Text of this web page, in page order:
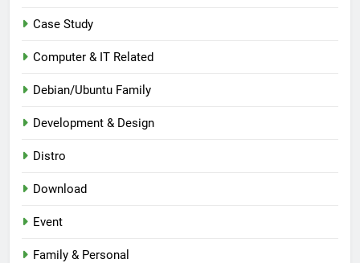
Case Study
Computer & IT Related
Debian/Ubuntu Family
Development & Design
Distro
Download
Event
Family & Personal